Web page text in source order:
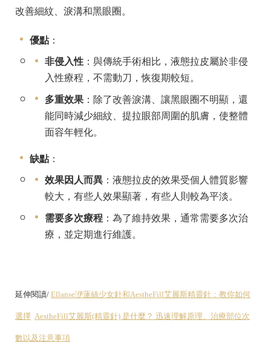
改善細紋、淚溝和黑眼圈。
優點 ：
非侵入性：與傳統手術相比，液態拉皮屬於非侵
入性療程，不需動刀，恢復期較短。
多重效果：除了改善淚溝、讓黑眼圈不明顯，還
能同時減少細紋、提拉眼部周圍的肌膚，使整體
面容年輕化。
缺點 ：
效果因人而異：液態拉皮的效果受個人體質影響
較大，有些人效果顯著，有些人則較為平淡。
需要多次療程：為了維持效果，通常需要多次治
療，並定期進行維護。
延伸閱讀/ Ellanse洢蓮絲少女針和AestheFill艾麗斯精靈針：教你如何
選擇 AestheFill艾麗斯(精靈針) 是什麼？ 迅速理解原理、治療部位次
數以及注意事項